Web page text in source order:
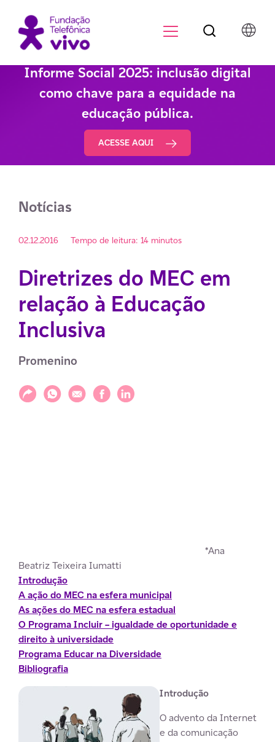
Informe Social 2025: inclusão digital
como chave para a equidade na
educação pública.
ACESSE AQUI
Notícias
02.12.2016 Tempo de leitura: 14 minutos
Diretrizes do MEC em
relação à Educação
Inclusiva
Promenino
Compartilhar
Compartilhar via WhatsApp
Compartilhar via E-mail
Compartilhar via Facebook
Compartilhar via LinkedIn
*Ana
Beatriz Teixeira Iumatti
Introdução
A ação do MEC na esfera municipal
As ações do MEC na esfera estadual
O Programa Incluir – igualdade de oportunidade e
direito à universidade
Programa Educar na Diversidade
Bibliografia
Introdução
O advento da Internet
e da comunicação
Botão de